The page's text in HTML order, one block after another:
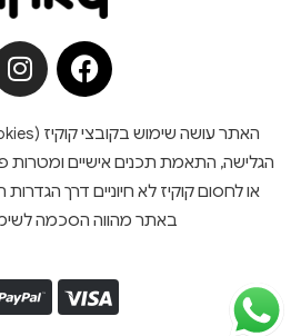
הגלישה, התאמת תכנים אישיים ומטרות
או לחסום קוקיז לא חיוניים דרך
באתר מהווה הסכמה